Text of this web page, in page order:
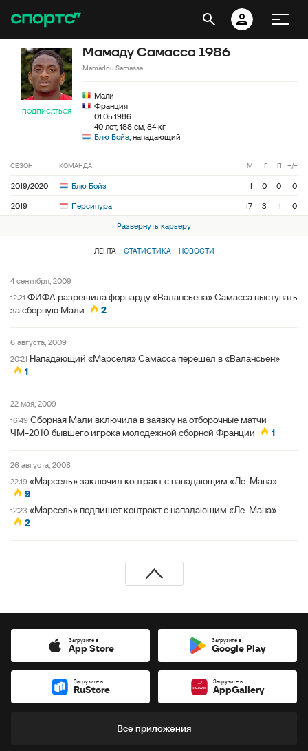
ПОДПИСАТЬСЯ
Мамаду Самасса 1986
Mamadou Samassa
Мали
Франция
01.05.1986
40 лет, 188 см, 84 кг
Блю Бойз, нападающий
СЕЗОН КОМАНДА М Г П +/−
2019/2020 Блю Бойз 1 0 0
0
2019
Персипура 17 3 1
0
Развернуть карьеру
ЛЕНТА СТАТИСТИКА НОВОСТИ
4 сентября, 2009
12:21 ФИФА разрешила форварду «Валансьена» Самасса выступать
за сборную Мали
2
6 августа, 2009
20:21 Нападающий «Марселя» Самасса перешел в «Валансьен»
1
22 мая, 2009
16:49 Сборная Мали включила в заявку на отборочные матчи
ЧМ-2010 бывшего игрока молодежной сборной Франции
1
26 августа, 2008
22:19 «Марсель» заключил контракт с нападающим «Ле-Мана»
9
12:23 «Марсель» подпишет контракт с нападающим «Ле-Мана»
2
Загрузите в
App Store
Загрузите в
Google Play
Загрузите в
RuStore
Загрузите в
AppGallery
Все приложения